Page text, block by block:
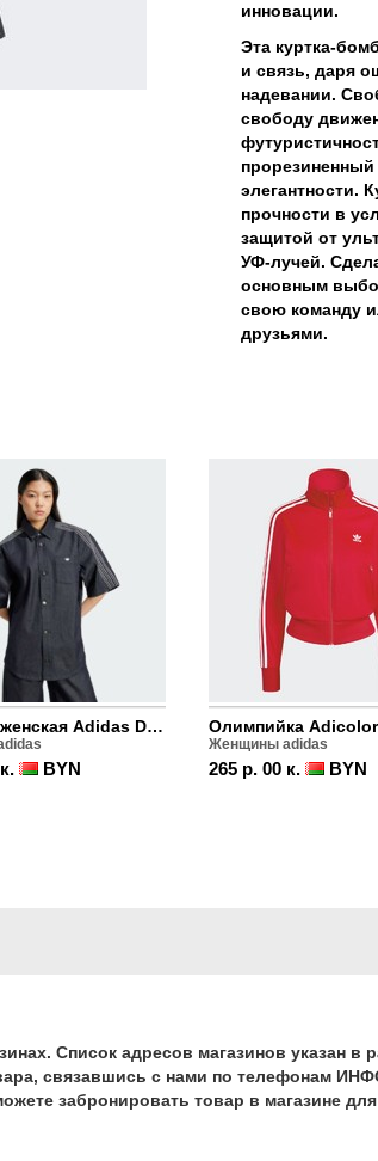
инновации.
Эта куртка-
и связь, даря
надевании.
свободу
прорезиненный
элегантности.
прочности в
защитой от
УФ-лучей.
основным
свою команду
друзьями.
Рубашка женская Adidas Denim
BYN
Женщины adidas
265 р. 00 к. BYN
Список адресов магазинов
связавшись с нами по телефонам
забронировать товар в магазине